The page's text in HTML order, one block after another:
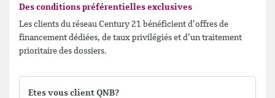
Des conditions préférentielles exclusives
Les clients du réseau Century 21 bénéficient d’offres de
financement dédiées, de taux privilégiés et d’un traitement
prioritaire des dossiers.
Etes vous client QNB?